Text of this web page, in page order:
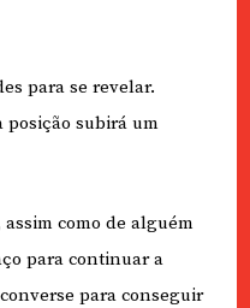
para se revelar.
posição subirá um
como de alguém
para continuar a
para conseguir